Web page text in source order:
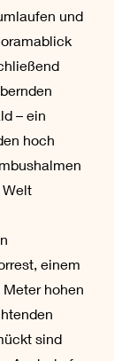
und
– ein
hoch
Welt
einem
hohen
sind